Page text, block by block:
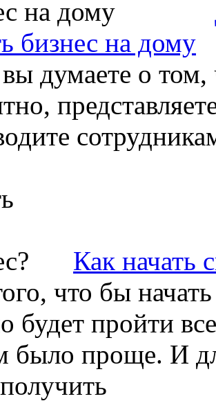
бизнес на дому
думаете о том,
Как начать
что бы
будет пройти
было проще. И